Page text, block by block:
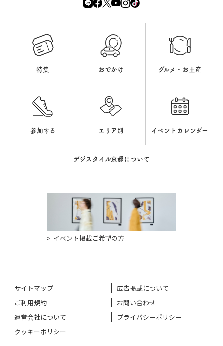
特集 おでかけ グルメ・お土産
参加する エリア別 イベントカレンダー
デジスタイル京都について
イベント掲載ご希望の方
サイトマップ
広告掲載について
ご利用規約
お問い合わせ
運営会社について
プライバシーポリシー
クッキーポリシー